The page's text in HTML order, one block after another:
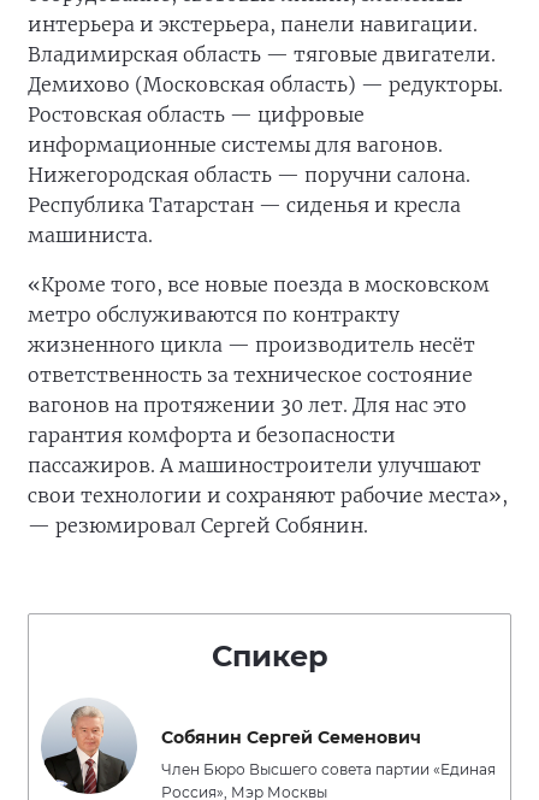
интерьера и экстерьера, панели навигации.
Владимирская область — тяговые двигатели.
Демихово (Московская область) — редукторы.
Ростовская область — цифровые
информационные системы для вагонов.
Нижегородская область — поручни салона.
Республика Татарстан — сиденья и кресла
машиниста.
«Кроме того, все новые поезда в московском
метро обслуживаются по контракту
жизненного цикла — производитель несёт
ответственность за техническое состояние
вагонов на протяжении 30 лет. Для нас это
гарантия комфорта и безопасности
пассажиров. А машиностроители улучшают
свои технологии и сохраняют рабочие места»,
— резюмировал Сергей Собянин.
Спикер
Собянин Сергей Семенович
Член Бюро Высшего совета партии «Единая
Россия», Мэр Москвы